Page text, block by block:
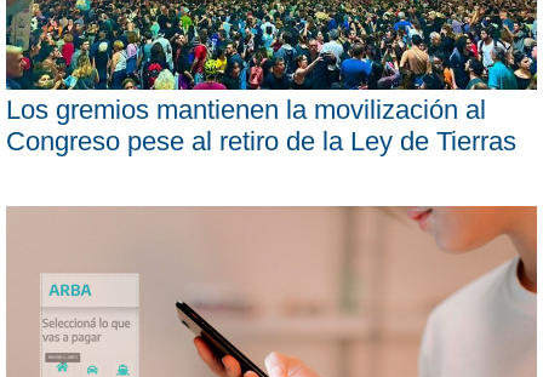
Los gremios mantienen la movilización al
Congreso pese al retiro de la Ley de Tierras